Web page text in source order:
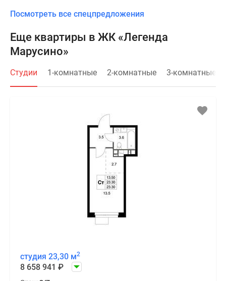
Посмотреть все спецпредложения
Еще квартиры в ЖК «Легенда
Марусино»
Студии 1-комнатные 2-комнатные 3-комнатные
студия 23,30 м2
8 658 941 ₽